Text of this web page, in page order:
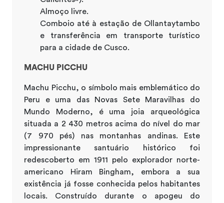
Almoço livre.
Comboio até à estação de Ollantaytambo
e transferência em transporte turístico
para a cidade de Cusco.
MACHU PICCHU
Machu Picchu, o símbolo mais emblemático do
Peru e uma das Novas Sete Maravilhas do
Mundo Moderno, é uma joia arqueológica
situada a 2 430 metros acima do nível do mar
(7 970 pés) nas montanhas andinas. Este
impressionante santuário histórico foi
redescoberto em 1911 pelo explorador norte-
americano Hiram Bingham, embora a sua
existência já fosse conhecida pelos habitantes
locais. Construído durante o apogeu do